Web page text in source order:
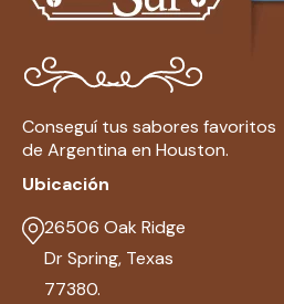
Conseguí tus sabores favoritos
de Argentina en Houston.
Ubicación
26506 Oak Ridge
Dr Spring, Texas
77380.